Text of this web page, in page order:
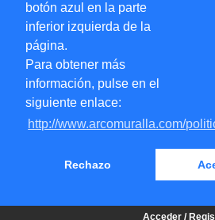
botón azul en la parte
inferior izquierda de la
página.
Para obtener más
información, pulse en el
siguiente enlace:
http://www.arcomuralla.com/
Rechazo
Acceder /